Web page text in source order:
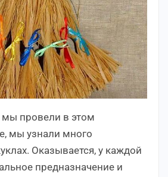
мы провели в этом
мы узнали много
Оказывается, у каждой
предназначение и